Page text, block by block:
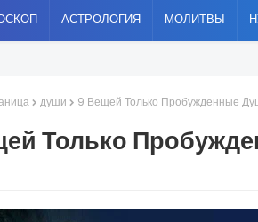
АСТРОЛОГИЯ МОЛИТВЫ
души 9 Вещей Только Пробужденные
Только